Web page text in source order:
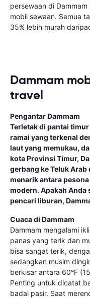
persewaan di
mobil sewaan. Semua
35% lebih murah
Dammam
travel
Pengantar Dammam
Terletak di pantai
ramai yang terkenal
laut yang memukau,
kota Provinsi Timur,
gerbang ke Teluk
menarik antara
modern. Apakah Anda
pencari liburan,
Cuaca di Dammam
Dammam mengalami
panas yang terik dan
bisa sangat terik,
sedangkan musim
berkisar antara 60°F
Penting untuk dicatat
badai pasir. Saat